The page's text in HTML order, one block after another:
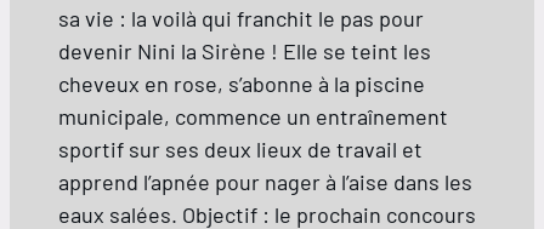
sa vie : la voilà qui franchit le pas pour
devenir Nini la Sirène ! Elle se teint les
cheveux en rose, s’abonne à la piscine
municipale, commence un entraînement
sportif sur ses deux lieux de travail et
apprend l’apnée pour nager à l’aise dans les
eaux salées. Objectif : le prochain concours